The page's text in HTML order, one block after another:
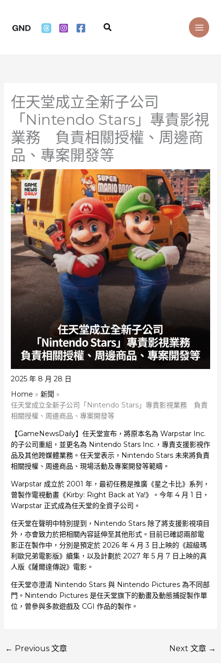
content
Search
任天堂成立全新子公司
「Nintendo Stars」專責影視
業務 負責相關授權、周邊商
品、專案開發等
2025 年 8 月 28 日
Home
新聞
任天堂成立全新子公司「Nintendo Stars」專責影視業務 負責
相關授權、周邊商品、專案開發等
【GameNewsDaily】任天堂宣布，將原本名為 Warpstar Inc.
的子公司重組，並更名為 Nintendo Stars Inc.，專責支援影視作
品及其他跨媒體業務。任天堂表示，Nintendo Stars 未來將負責
相關授權、周邊商品、現場活動及專案開發等範疇。
Warpstar 成立於 2001 年，最初任務是推廣《星之卡比》系列，
曾製作電視動畫《Kirby: Right Back at Ya!》。今年 4 月 1 日，
Warpstar 正式成為任天堂的全資子公司。
任天堂在聲明中特別提到，Nintendo Stars 除了將支援影視項目
外，亦會致力於把相關內容延伸至其他形式。目前已確認兩部電
影正在製作中，分別是預定於 2026 年 4 月 3 日上映的《超級瑪
利歐兄弟電影版》續集，以及計劃於 2027 年 5 月 7 日上映的真
人版《薩爾達傳說》電影。
任天堂亦澄清 Nintendo Stars 與 Nintendo Pictures 為不同部
門。Nintendo Pictures 是任天堂旗下的動畫及動態捕捉製作單
位，曾參與多款遊戲及 CGI 作品的製作。
← Previous 文章 Next 文章 →